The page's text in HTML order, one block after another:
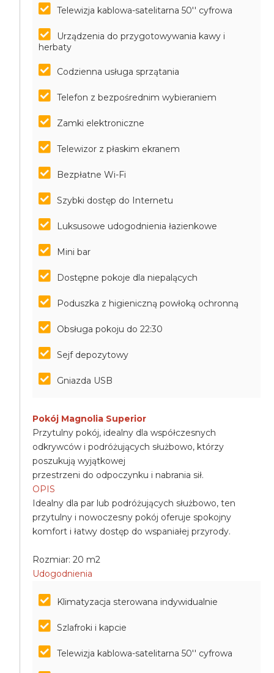
Telewizja kablowa-satelitarna 50'' cyfrowa
Urządzenia do przygotowywania kawy i
herbaty
Codzienna usługa sprzątania
Telefon z bezpośrednim wybieraniem
Zamki elektroniczne
Telewizor z płaskim ekranem
Bezpłatne Wi-Fi
Szybki dostęp do Internetu
Luksusowe udogodnienia łazienkowe
Mini bar
Dostępne pokoje dla niepalących
Poduszka z higieniczną powłoką ochronną
Obsługa pokoju do 22:30
Sejf depozytowy
Gniazda USB
Pokój Magnolia Superior
Przytulny pokój, idealny dla współczesnych
odkrywców i podróżujących służbowo, którzy
poszukują wyjątkowej
przestrzeni do odpoczynku i nabrania sił.
OPIS
Idealny dla par lub podróżujących służbowo, ten
przytulny i nowoczesny pokój oferuje spokojny
komfort i łatwy dostęp do wspaniałej przyrody.
Rozmiar: 20 m2
Udogodnienia
Klimatyzacja sterowana indywidualnie
Szlafroki i kapcie
Telewizja kablowa-satelitarna 50'' cyfrowa